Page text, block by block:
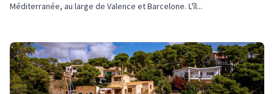
Méditerranée, au large de Valence et Barcelone. L'îl...